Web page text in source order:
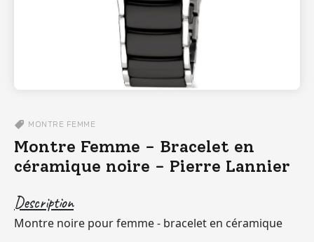
MONTRE FEMME
Montre Femme - Bracelet en
céramique noire - Pierre Lannier
Description
Montre noire pour femme - bracelet en céramique